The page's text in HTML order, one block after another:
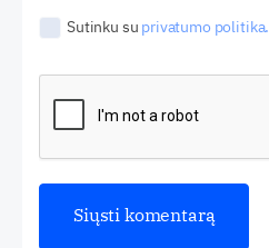
Sutinku su privatumo politika.